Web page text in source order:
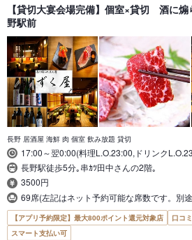
【貸切大宴会場完備】個室×貸切 酒に
野駅前
長野 居酒屋 海鮮 肉 個室 飲み放題 貸切
17:00～翌0:00(料理L.O.23:00,ドリンク
長野駅徒歩5分｡串ｶﾂ田中さんの2階｡
3500円
69席(左記はネット予約可能な席数です。別
【アプリ予約限定】最大800ポイント還元対象店 口コ
スマート支払い可